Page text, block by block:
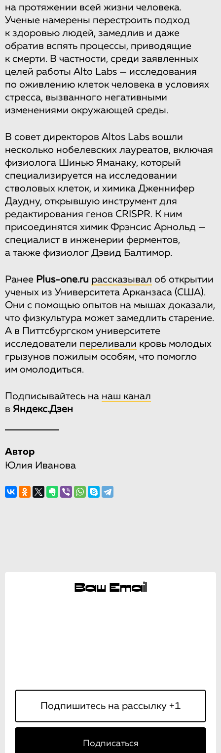
на протяжении всей жизни человека.
Ученые намерены перестроить подход
к здоровью людей, замедлив и даже
обратив вспять процессы, приводящие
к смерти. В частности, среди заявленных
целей работы Alto Labs — исследования
по оживлению клеток человека в условиях
стресса, вызванного негативными
изменениями окружающей среды.
В совет директоров Altos Labs вошли
несколько нобелевских лауреатов, включая
физиолога Шинью Яманаку, который
специализируется на исследовании
стволовых клеток, и химика Дженнифер
Даудну, открывшую инструмент для
редактирования генов CRISPR. К ним
присоединятся химик Фрэнсис Арнольд —
специалист в инженерии ферментов,
а также физиолог Дэвид Балтимор.
Ранее Рlus-one.ru рассказывал об открытии
ученых из Университета Арканзаса (США).
Они с помощью опытов на мышах доказали,
что физкультура может замедлить старение.
А в Питтсбургском университете
исследователи переливали кровь молодых
грызунов пожилым особям, что помогло
им омолодиться.
Подписывайтесь на наш канал
в Яндекс.Дзен
Автор
Юлия Иванова
Ваш Email
Подписаться